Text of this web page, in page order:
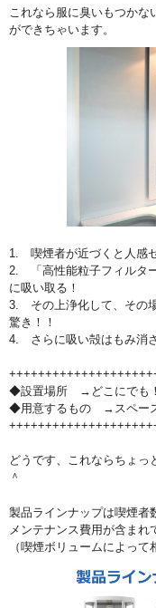
これなら服に臭いもつかな
ができちゃいます。
1. 喫煙者が近づくと人感
2. 「高性能粒子フィルタ
に吸い取る！
3. その上浄化して、その
驚き！！
4. さらに吸い殻はもみ消
◆設置場所 →どこにでも
◆用意するもの →スペース
どうです、これならちょっ
＾
製品ラインナップは喫煙者
メンテナンス費用が含まれ
（喫煙ボリュームによって